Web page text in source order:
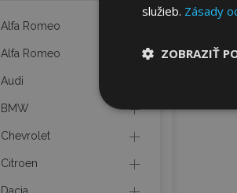
Alfa Romeo
Alfa Romeo
Audi
BMW
Chevrolet
Citroen
služieb. Zásady
ZOBRAZIŤ
potrebné